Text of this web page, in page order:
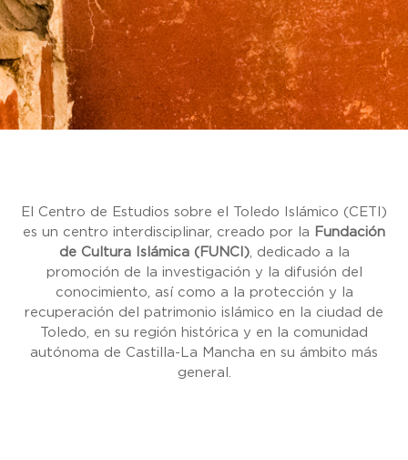
El Centro de Estudios sobre el Toledo Islámico (CETI)
es un centro interdisciplinar, creado por la Fundación
de Cultura Islámica (FUNCI), dedicado a la
promoción de la investigación y la difusión del
conocimiento, así como a la protección y la
recuperación del patrimonio islámico en la ciudad de
Toledo, en su región histórica y en la comunidad
autónoma de Castilla-La Mancha en su ámbito más
general.